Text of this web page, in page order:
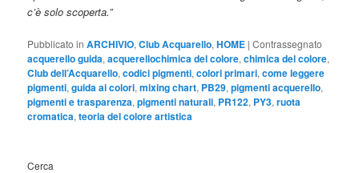
c’è solo scoperta.”
Pubblicato in ARCHIVIO,Club Acquarello,HOME |Contrassegnato
acquerello guida,acquerellochimica del colore,chimica del colore,
Club dell’Acquarello,codici pigmenti,colori primari,come leggere
pigmenti,guida ai colori,mixing chart, PB29,pigmenti acquerello,
pigmenti e trasparenza,pigmenti naturali, PR122, PY3,ruota
cromatica,teoria del colore artistica
Cerca